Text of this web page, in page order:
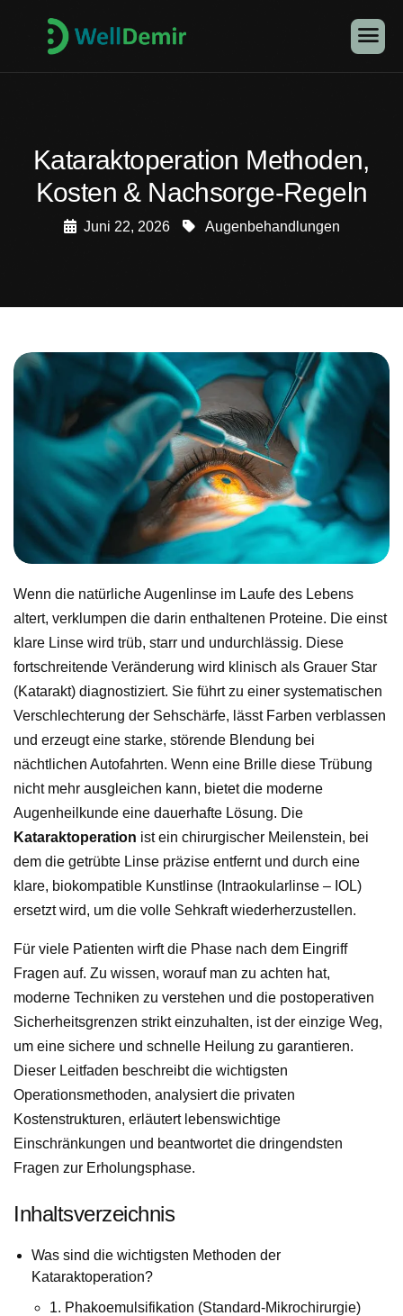
Kataraktoperation Methoden,
Kosten & Nachsorge-Regeln
Juni 22, 2026 Augenbehandlungen
Wenn die natürliche Augenlinse im Laufe des Lebens
altert, verklumpen die darin enthaltenen Proteine. Die einst
klare Linse wird trüb, starr und undurchlässig. Diese
fortschreitende Veränderung wird klinisch als Grauer Star
(Katarakt) diagnostiziert. Sie führt zu einer systematischen
Verschlechterung der Sehschärfe, lässt Farben verblassen
und erzeugt eine starke, störende Blendung bei
nächtlichen Autofahrten. Wenn eine Brille diese Trübung
nicht mehr ausgleichen kann, bietet die moderne
Augenheilkunde eine dauerhafte Lösung. Die
Kataraktoperation ist ein chirurgischer Meilenstein, bei
dem die getrübte Linse präzise entfernt und durch eine
klare, biokompatible Kunstlinse (Intraokularlinse – IOL)
ersetzt wird, um die volle Sehkraft wiederherzustellen.
Für viele Patienten wirft die Phase nach dem Eingriff
Fragen auf. Zu wissen, worauf man zu achten hat,
moderne Techniken zu verstehen und die postoperativen
Sicherheitsgrenzen strikt einzuhalten, ist der einzige Weg,
um eine sichere und schnelle Heilung zu garantieren.
Dieser Leitfaden beschreibt die wichtigsten
Operationsmethoden, analysiert die privaten
Kostenstrukturen, erläutert lebenswichtige
Einschränkungen und beantwortet die dringendsten
Fragen zur Erholungsphase.
Inhaltsverzeichnis
Was sind die wichtigsten Methoden der
Kataraktoperation?
1. Phakoemulsifikation (Standard-Mikrochirurgie)